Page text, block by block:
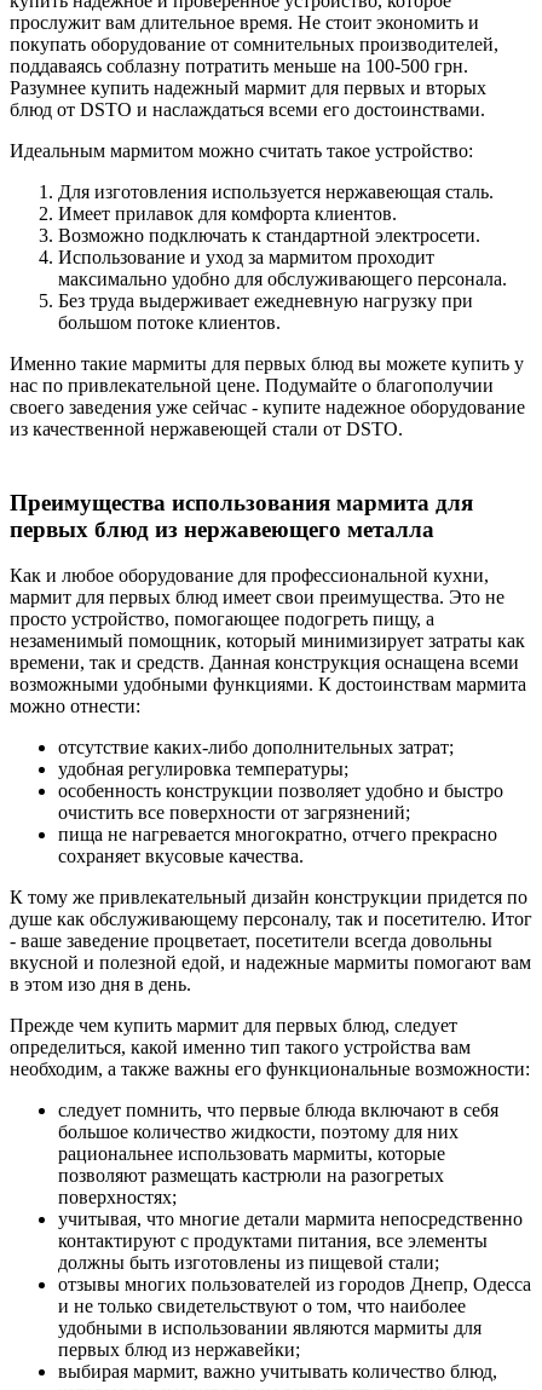
прослужит вам длительное время. Не стоит экономить и
покупать оборудование от сомнительных производителей,
поддаваясь соблазну потратить меньше на 100-500 грн.
Разумнее купить надежный мармит для первых и вторых
блюд от DSTO и наслаждаться всеми его достоинствами.
Идеальным мармитом можно считать такое устройство:
Для изготовления используется нержавеющая сталь.
Имеет прилавок для комфорта клиентов.
Возможно подключать к стандартной электросети.
Использование и уход за мармитом проходит
максимально удобно для обслуживающего персонала.
Без труда выдерживает ежедневную нагрузку при
большом потоке клиентов.
Именно такие мармиты для первых блюд вы можете купить у
нас по привлекательной цене. Подумайте о благополучии
своего заведения уже сейчас - купите надежное оборудование
из качественной нержавеющей стали от DSTO.
Преимущества использования мармита для
первых блюд из нержавеющего металла
Как и любое оборудование для профессиональной кухни,
мармит для первых блюд имеет свои преимущества. Это не
просто устройство, помогающее подогреть пищу, а
незаменимый помощник, который минимизирует затраты как
времени, так и средств. Данная конструкция оснащена всеми
возможными удобными функциями. К достоинствам мармита
можно отнести:
отсутствие каких-либо дополнительных затрат;
удобная регулировка температуры;
особенность конструкции позволяет удобно и быстро
очистить все поверхности от загрязнений;
пища не нагревается многократно, отчего прекрасно
сохраняет вкусовые качества.
К тому же привлекательный дизайн конструкции придется по
душе как обслуживающему персоналу, так и посетителю. Итог
- ваше заведение процветает, посетители всегда довольны
вкусной и полезной едой, и надежные мармиты помогают вам
в этом изо дня в день.
Прежде чем купить мармит для первых блюд, следует
определиться, какой именно тип такого устройства вам
необходим, а также важны его функциональные возможности:
следует помнить, что первые блюда включают в себя
большое количество жидкости, поэтому для них
рациональнее использовать мармиты, которые
позволяют размещать кастрюли на разогретых
поверхностях;
учитывая, что многие детали мармита непосредственно
контактируют с продуктами питания, все элементы
должны быть изготовлены из пищевой стали;
отзывы многих пользователей из городов Днепр, Одесса
и не только свидетельствуют о том, что наиболее
удобными в использовании являются мармиты для
первых блюд из нержавейки;
выбирая мармит, важно учитывать количество блюд,